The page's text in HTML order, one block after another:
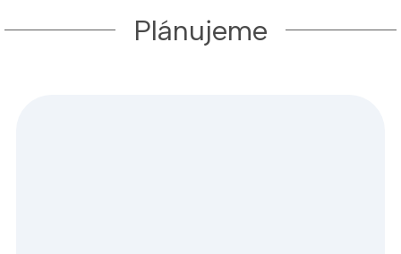
Plánujeme